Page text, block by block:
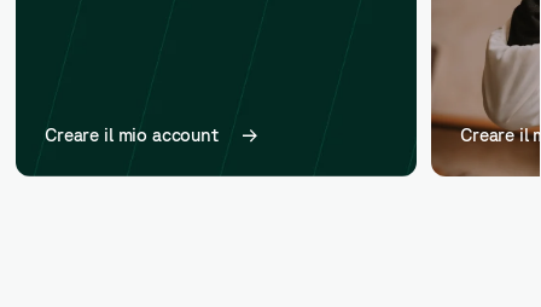
Creare il mio account Creare il